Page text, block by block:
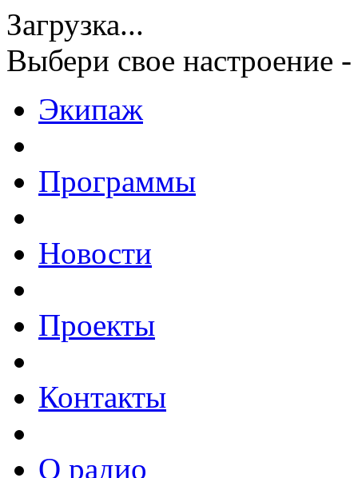
Загрузка...
Выбери свое настроение -
Экипаж
Программы
Новости
Проекты
Контакты
О радио